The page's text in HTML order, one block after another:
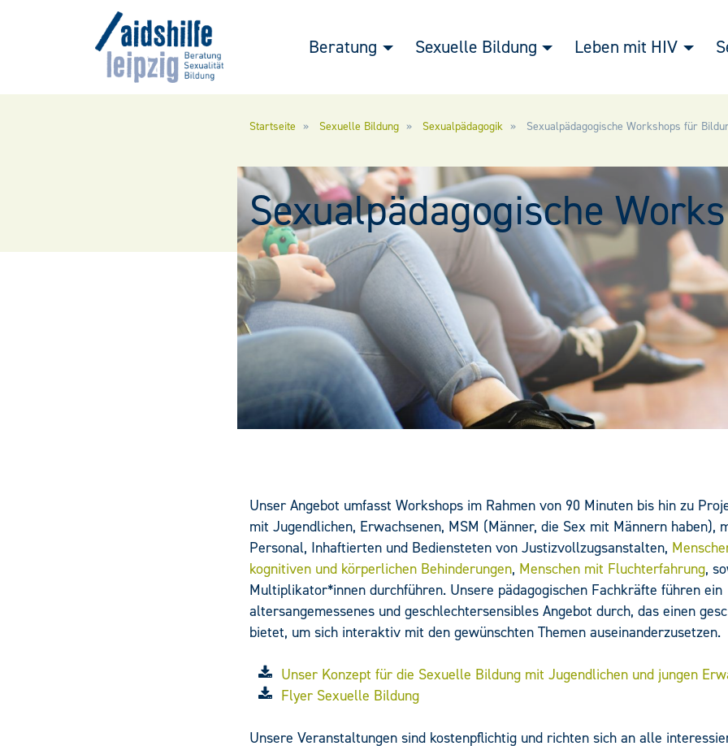
Beratung Sexuelle Bildung Leben mit HIV
Startseite Sexuelle Bildung Sexualpädagogik Sexualpädagogische Workshops für
Sexualpädagogische
Unser Angebot umfasst Workshops im Rahmen von 90 Minuten bis hin zu
mit Jugendlichen, Erwachsenen, MSM (Männer, die Sex mit Männern haben),
Personal, Inhaftierten und Bediensteten von Justizvollzugsanstalten,
kognitiven und körperlichen Behinderungen, Menschen mit Fluchterfahrung,
Multiplikator*innen durchführen. Unsere pädagogischen Fachkräfte führen ein
altersangemessenes und geschlechtersensibles Angebot durch, das einen
bietet, um sich interaktiv mit den gewünschten Themen auseinanderzusetzen.
Unser Konzept für die Sexuelle Bildung mit Jugendlichen und jungen
Flyer Sexuelle Bildung
Unsere Veranstaltungen sind kostenpflichtig und richten sich an alle